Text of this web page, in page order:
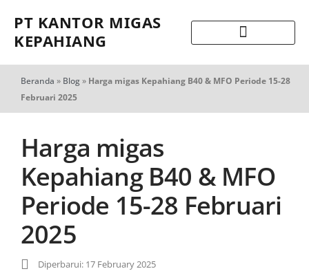
PT KANTOR MIGAS
KEPAHIANG
Beranda » Blog» Harga migas Kepahiang B40 & MFO Periode 15-28
Februari 2025
Harga migas
Kepahiang B40 & MFO
Periode 15-28 Februari
2025
Diperbarui: 17 February 2025